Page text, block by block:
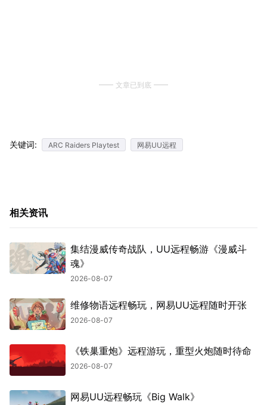
文章已到底
关键词: ARC Raiders Playtest 网易UU远程
相关资讯
集结漫威传奇战队，UU远程畅游《漫威斗
魂》
2026-08-07
维修物语远程畅玩，网易UU远程随时开张
2026-08-07
《铁巢重炮》远程游玩，重型火炮随时待命
2026-08-07
网易UU远程畅玩《Big Walk》